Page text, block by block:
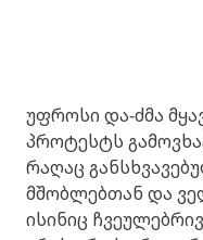
უფროსი და-ძმა
პროტესტს
რაღაც
მშობლებთან და
ისინიც